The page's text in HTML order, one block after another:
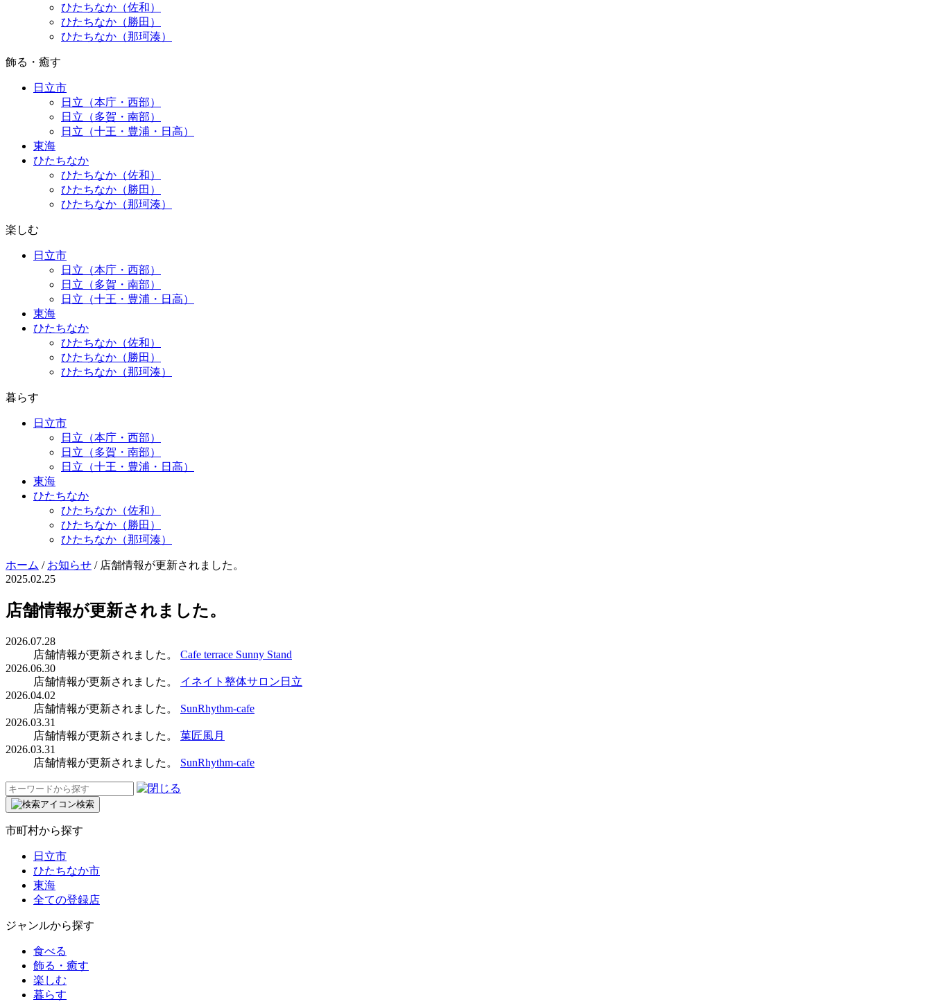
ひたちなか（佐和）
ひたちなか（勝田）
ひたちなか（那珂湊）
飾る・癒す
日立市
日立（本庁・西部）
日立（多賀・南部）
日立（十王・豊浦・日高）
東海
ひたちなか
ひたちなか（佐和）
ひたちなか（勝田）
ひたちなか（那珂湊）
楽しむ
日立市
日立（本庁・西部）
日立（多賀・南部）
日立（十王・豊浦・日高）
東海
ひたちなか
ひたちなか（佐和）
ひたちなか（勝田）
ひたちなか（那珂湊）
暮らす
日立市
日立（本庁・西部）
日立（多賀・南部）
日立（十王・豊浦・日高）
東海
ひたちなか
ひたちなか（佐和）
ひたちなか（勝田）
ひたちなか（那珂湊）
ホーム / お知らせ / 店舗情報が更新されました。
2025.02.25
店舗情報が更新されました。
2026.07.28
店舗情報が更新されました。
Cafe terrace Sunny Stand
2026.06.30
店舗情報が更新されました。
イネイト整体サロン日立
2026.04.02
店舗情報が更新されました。
SunRhythm-cafe
2026.03.31
店舗情報が更新されました。
菓匠風月
2026.03.31
店舗情報が更新されました。
SunRhythm-cafe
検
索:
検索
市町村から探す
日立市
ひたちなか市
東海
全ての登録店
ジャンルから探す
食べる
飾る・癒す
楽しむ
暮らす